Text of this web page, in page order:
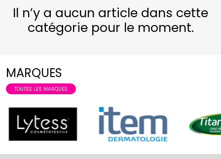
Il n’y a aucun article dans cette
catégorie pour le moment.
MARQUES
TOUTES LES MARQUES